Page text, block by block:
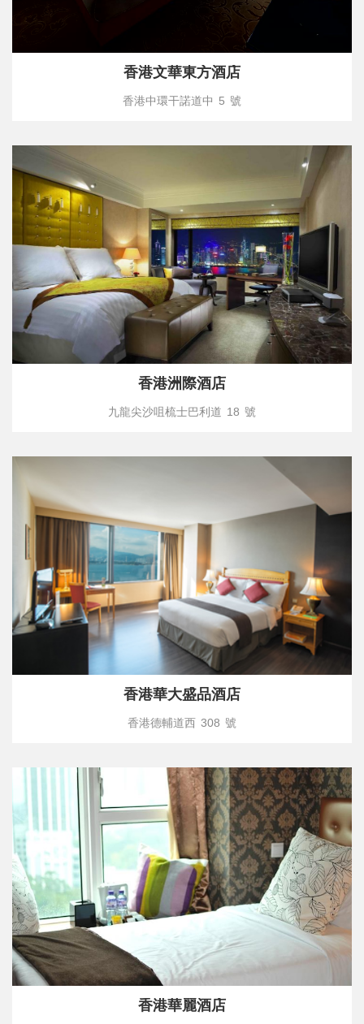
香港文華東方酒店
香港中環干諾道中 5 號
香港洲際酒店
九龍尖沙咀梳士巴利道 18 號
香港華大盛品酒店
香港德輔道西 308 號
香港華麗酒店